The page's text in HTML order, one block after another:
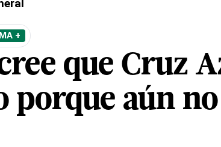
+
que Cruz
porque aún